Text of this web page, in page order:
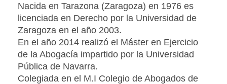
Nacida en Tarazona (Zaragoza) en 1976 es
licenciada en Derecho por la Universidad de
Zaragoza en el año 2003.
En el año 2014 realizó el Máster en Ejercicio
de la Abogacía impartido por la Universidad
Pública de Navarra.
Colegiada en el M.I Colegio de Abogados de